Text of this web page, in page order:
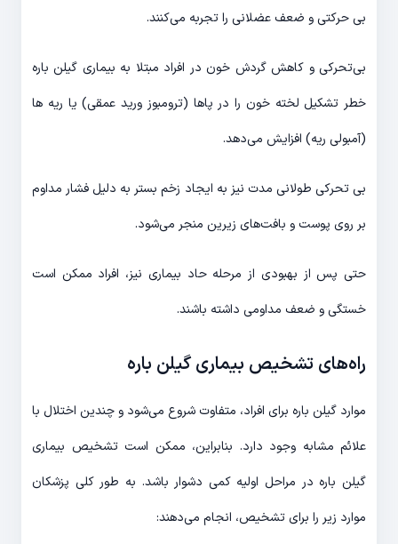
بی حرکتی و ضعف عضلانی را تجربه می‌کنند.
بی‌تحرکی و کاهش گردش خون در افراد مبتلا به بیماری گیلن باره
خطر تشکیل لخته خون را در پاها (ترومبوز ورید عمقی) یا ریه ها
(آمبولی ریه) افزایش می‌دهد.
بی تحرکی طولانی مدت نیز به ایجاد زخم بستر به دلیل فشار مداوم
بر روی پوست و بافت‌های زیرین منجر می‌شود.
حتی پس از بهبودی از مرحله حاد بیماری نیز، افراد ممکن است
خستگی و ضعف مداومی داشته باشند.
راه‌های تشخیص بیماری گیلن باره
موارد گیلن باره برای افراد، متفاوت شروع می‌شود و چندین اختلال با
علائم مشابه وجود دارد. بنابراین، ممکن است تشخیص بیماری
گیلن باره در مراحل اولیه کمی دشوار باشد. به طور کلی پزشکان
موارد زیر را برای تشخیص، انجام می‌دهند: